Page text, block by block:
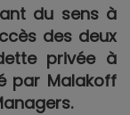
du sens à
des deux
privée à
par Malakoff